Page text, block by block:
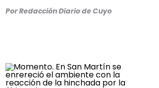
Por Redacción Diario de Cuyo